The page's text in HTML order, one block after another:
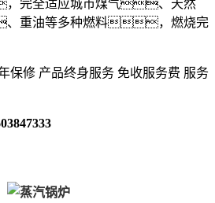
完全适应城市煤气、天然
重油等多种燃料，燃烧完
保修 产品终身服务 免收服务费 服务